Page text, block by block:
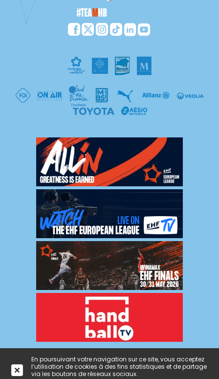
Mentions
légales
| Politique de
confidentialité
| Crédits : ON
L'agence
| Admin
En poursuivant votre navigation sur ce site, vous acceptez
l’utilisation de cookies à des fins statistiques et de partage
via les boutons de réseaux sociaux.